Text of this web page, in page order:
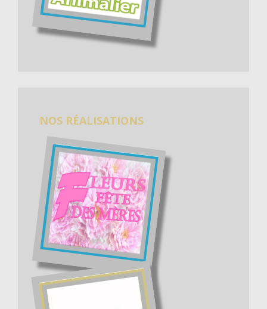
NOS RÉALISATIONS